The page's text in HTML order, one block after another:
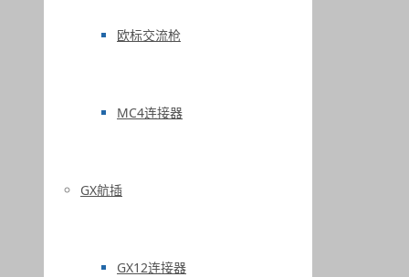
欧标交流枪
MC4连接器
GX航插
GX12连接器